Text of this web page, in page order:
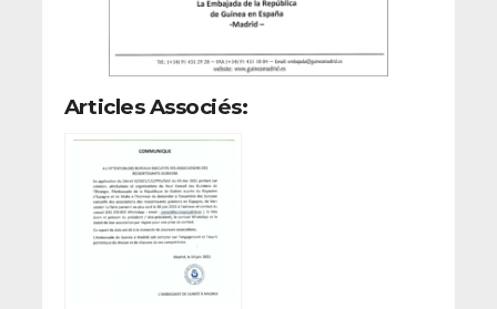
Articles Associés: